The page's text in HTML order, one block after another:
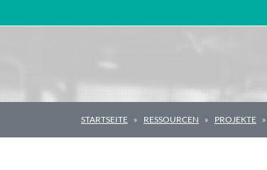
Hauptnavigation
STARTSEITE RESSOURCEN PROJEKTE